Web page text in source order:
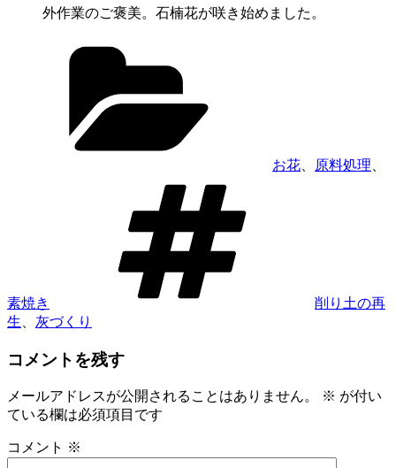
外作業のご褒美。石楠花が咲き始めました。
お花 原料処理
素焼き
削り土の再
生
灰づくり
コメントを残す
メールアドレスが公開されることはありません。 ※ が付い
ている欄は必須項目です
コメント ※